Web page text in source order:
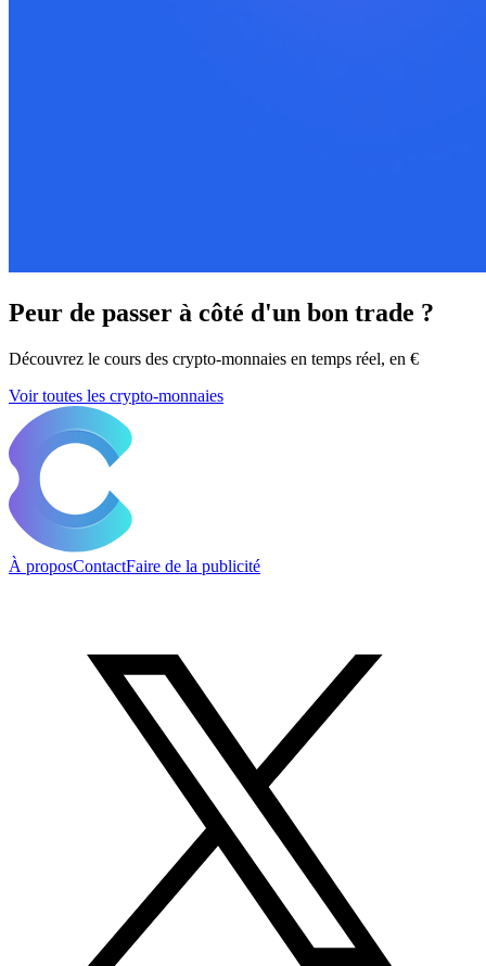
Peur de passer à côté d'un bon trade ?
Découvrez le cours des crypto-monnaies en temps réel, en €
Voir toutes les crypto-monnaies
À proposContactFaire de la publicité